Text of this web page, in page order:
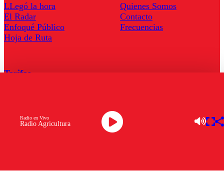
Radio Agricultura
Radio en Vivo
LLegó la hora
El Radar
Enfoqué Público
Hoja de Ruta
Quienes Somos
Contacto
Frecuencias
Tarifas
Descarga la APP